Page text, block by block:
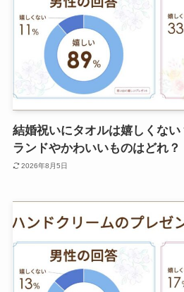
結婚祝いにタオルは嬉しくな
ランドやかわいいものはどれ？
2026年8月5日